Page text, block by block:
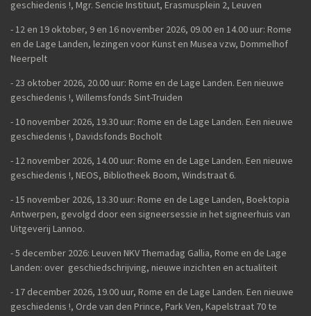
geschiedenis !, Mgr. Sencie Instituut, Erasmusplein 2, Leuven
-12 en 19 oktober, 9 en 16 november 2026, 09.00 en 14.00 uur: Rome
en de Lage Landen, lezingen voor Kunst en Musea vzw, Dommelhof
Neerpelt
- 23 oktober 2026, 20.00 uur: Rome en de Lage Landen. Een nieuwe
geschiedenis !, Willemsfonds Sint-Truiden
- 10 november 2026, 19.30 uur: Rome en de Lage Landen. Een nieuwe
geschiedenis !, Davidsfonds Bocholt
- 12 november 2026, 14.00 uur: Rome en de Lage Landen. Een nieuwe
geschiedenis !, NEOS, Bibliotheek Boom, Windstraat 6.
- 15 november 2026, 13.30 uur: Rome en de Lage Landen, Boektopia
Antwerpen, gevolgd door een signeersessie in het signeerhuis van
Uitgeverij Lannoo.
- 5 december 2026: Leuven NKV Themadag Gallia, Rome en de Lage
Landen: over geschiedschrijving, nieuwe inzichten en actualiteit
-17 december 2026, 19.00 uur, Rome en de Lage Landen. Een nieuwe
geschiedenis !, Orde van den Prince, Park Ven, Kapelstraat 70 te